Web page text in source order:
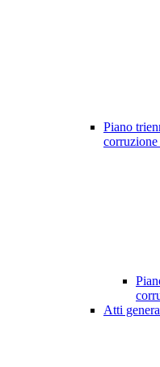
Piano
corruzione
Atti